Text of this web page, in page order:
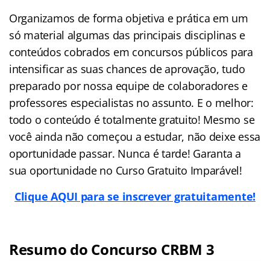
Organizamos de forma objetiva e prática em um
só material algumas das principais disciplinas e
conteúdos cobrados em concursos públicos para
intensificar as suas chances de aprovação, tudo
preparado por nossa equipe de colaboradores e
professores especialistas no assunto. E o melhor:
todo o conteúdo é totalmente gratuito! Mesmo se
você ainda não começou a estudar, não deixe essa
oportunidade passar. Nunca é tarde! Garanta a
sua oportunidade no Curso Gratuito Imparável!
Clique AQUI para se inscrever gratuitamente!
Resumo do Concurso CRBM 3